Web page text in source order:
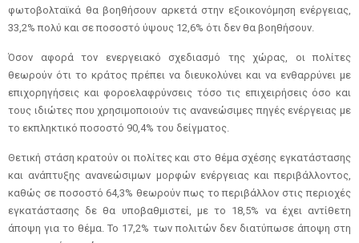
φωτοβολταϊκά θα βοηθήσουν αρκετά στην εξοικονόμηση ενέργειας,
33,2% πολύ και σε ποσοστό ύψους 12,6% ότι δεν θα βοηθήσουν.
Όσον αφορά τον ενεργειακό σχεδιασμό της χώρας, οι πολίτες
θεωρούν ότι το κράτος πρέπει να διευκολύνει και να ενθαρρύνει με
επιχορηγήσεις και φοροελαφρύνσεις τόσο τις επιχειρήσεις όσο και
τους ιδιώτες που χρησιμοποιούν τις ανανεώσιμες πηγές ενέργειας με
το εκπληκτικό ποσοστό 90,4% του δείγματος.
Θετική στάση κρατούν οι πολίτες και στο θέμα σχέσης εγκατάστασης
και ανάπτυξης ανανεώσιμων μορφών ενέργειας και περιβάλλοντος,
καθώς σε ποσοστό 64,3% θεωρούν πως το περιβάλλον στις περιοχές
εγκατάστασης δε θα υποβαθμιστεί, με το 18,5% να έχει αντίθετη
άποψη για το θέμα. Το 17,2% των πολιτών δεν διατύπωσε άποψη στη